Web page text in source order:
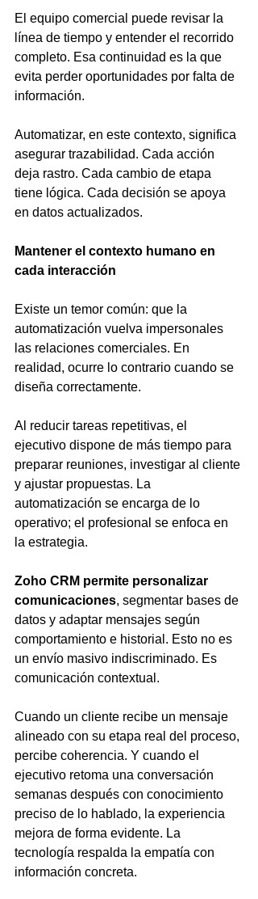
El equipo comercial puede revisar la
línea de tiempo y entender el recorrido
completo. Esa continuidad es la que
evita perder oportunidades por falta de
información.
Automatizar, en este contexto, significa
asegurar trazabilidad. Cada acción
deja rastro. Cada cambio de etapa
tiene lógica. Cada decisión se apoya
en datos actualizados.
Mantener el contexto humano en
cada interacción
Existe un temor común: que la
automatización vuelva impersonales
las relaciones comerciales. En
realidad, ocurre lo contrario cuando se
diseña correctamente.
Al reducir tareas repetitivas, el
ejecutivo dispone de más tiempo para
preparar reuniones, investigar al cliente
y ajustar propuestas. La
automatización se encarga de lo
operativo; el profesional se enfoca en
la estrategia.
Zoho CRM permite personalizar
comunicaciones, segmentar bases de
datos y adaptar mensajes según
comportamiento e historial. Esto no es
un envío masivo indiscriminado. Es
comunicación contextual.
Cuando un cliente recibe un mensaje
alineado con su etapa real del proceso,
percibe coherencia. Y cuando el
ejecutivo retoma una conversación
semanas después con conocimiento
preciso de lo hablado, la experiencia
mejora de forma evidente. La
tecnología respalda la empatía con
información concreta.